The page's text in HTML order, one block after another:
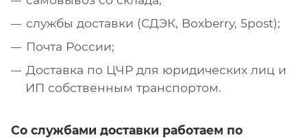
службы доставки (СДЭК, Boxberry, 5post);
Почта России;
Доставка по ЦЧР для юридических лиц и
ИП собственным транспортом.
Со службами доставки работаем по